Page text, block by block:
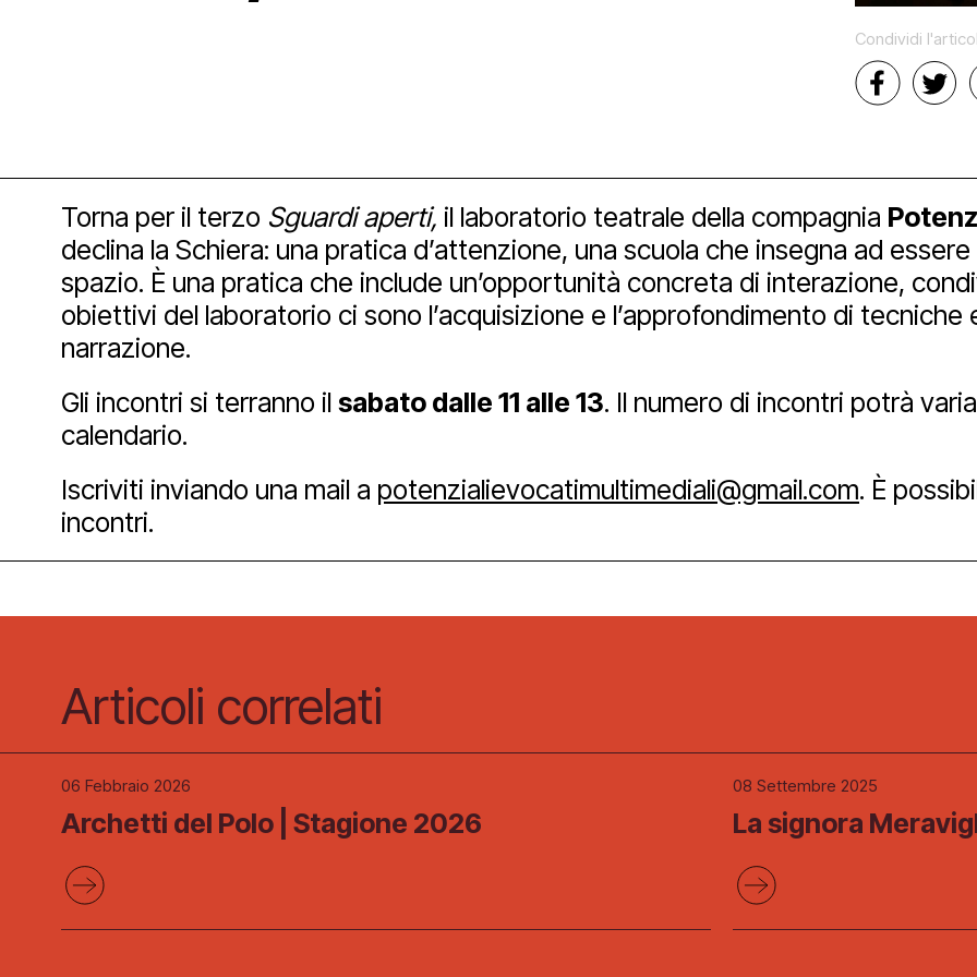
Palazzo San Daniele
Educational
Esposizioni
Art Bonus
Partnership e
Mediahub
Multimedia
Open tools
Blog
Facebook Instagram Youtube
Condividi
Torna per il terzo Sguardi aperti, il laboratorio teatrale della compagnia
declina la Schiera: una pratica d’attenzione, una scuola che insegna ad
spazio. È una pratica che include un’opportunità concreta di interazione,
obiettivi del laboratorio ci sono l’acquisizione e l’approfondimento di
narrazione.
Gli incontri si terranno il sabato dalle 11 alle 13. Il numero di incontri potrà
calendario.
Iscriviti inviando una mail a potenzialievocatimultimediali@gmail.com. È
incontri.
Articoli correlati
06 Febbraio 2026
Archetti del Polo | Stagione 2026
08 Settembre 2025
La signora